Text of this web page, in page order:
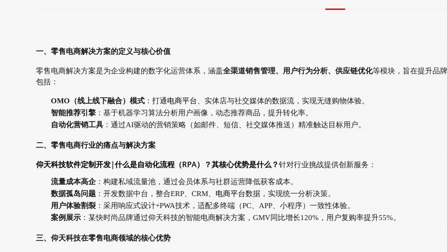
一、零售电商解决方案的定义与核心价值
零售电商解决方案是为企业构建的数字化运营体系，涵盖全渠道销售管理、用户行为分析、供应链优化等模块，旨在提升品
包括：
OMO（线上线下融合）模式 ：打通电商平台 、实体店与社交媒体的数据流，实现无缝购物体验。
智能推荐引擎 ：基于机器学习算法分析用户画像，动态推荐商品，提升转化率。
自动化营销工具 ：通过AI驱动的营销策略（如邮件、短信、社交媒体推送）精准触达目标用户。
二、零售电商行业的痛点与解决方案
仰天科技软件定制开发|什么是自动化流程（RPA）？其核心优势是什么？针对行业挑战提供创新服务：
流量成本高企：构建私域流量池，通过会员体系与社群运营降低获客成本。
数据孤岛问题 ：开发数据中台，整合ERP、CRM、 电商平台数据，实现统一分析决策。
用户体验割裂 ：采用响应式设计+PWA技术，适配多终端（PC、APP、小程序）一致性体验。
案例展示 ：某快时尚品牌通过仰天科技的智能电商解决方案，GMV同比增长120%，用户复购率提升55%。
三、仰天科技在零售电商领域的核心优势